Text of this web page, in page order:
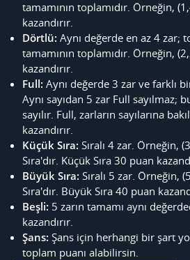
tamamının toplamıdır. Örneğin,
kazandırır.
Dörtlü: Aynı değerde en az 4 zar;
tamamının toplamıdır. Örneğin,
kazandırır.
Full: Aynı değerde 3 zar ve farklı
Aynı sayıdan 5 zar Full sayılmaz;
sayılır. Full, zarların sayılarına
kazandırır.
Küçük Sıra: Sıralı 4 zar. Örneğin,
Sıra'dır. Küçük Sıra 30 puan
Büyük Sıra: Sıralı 5 zar. Örneğin,
Sıra'dır. Büyük Sıra 40 puan
Beşli: 5 zarın tamamı aynı
kazandırır.
Şans: Şans için herhangi bir şart
toplam puanı alabilirsin.